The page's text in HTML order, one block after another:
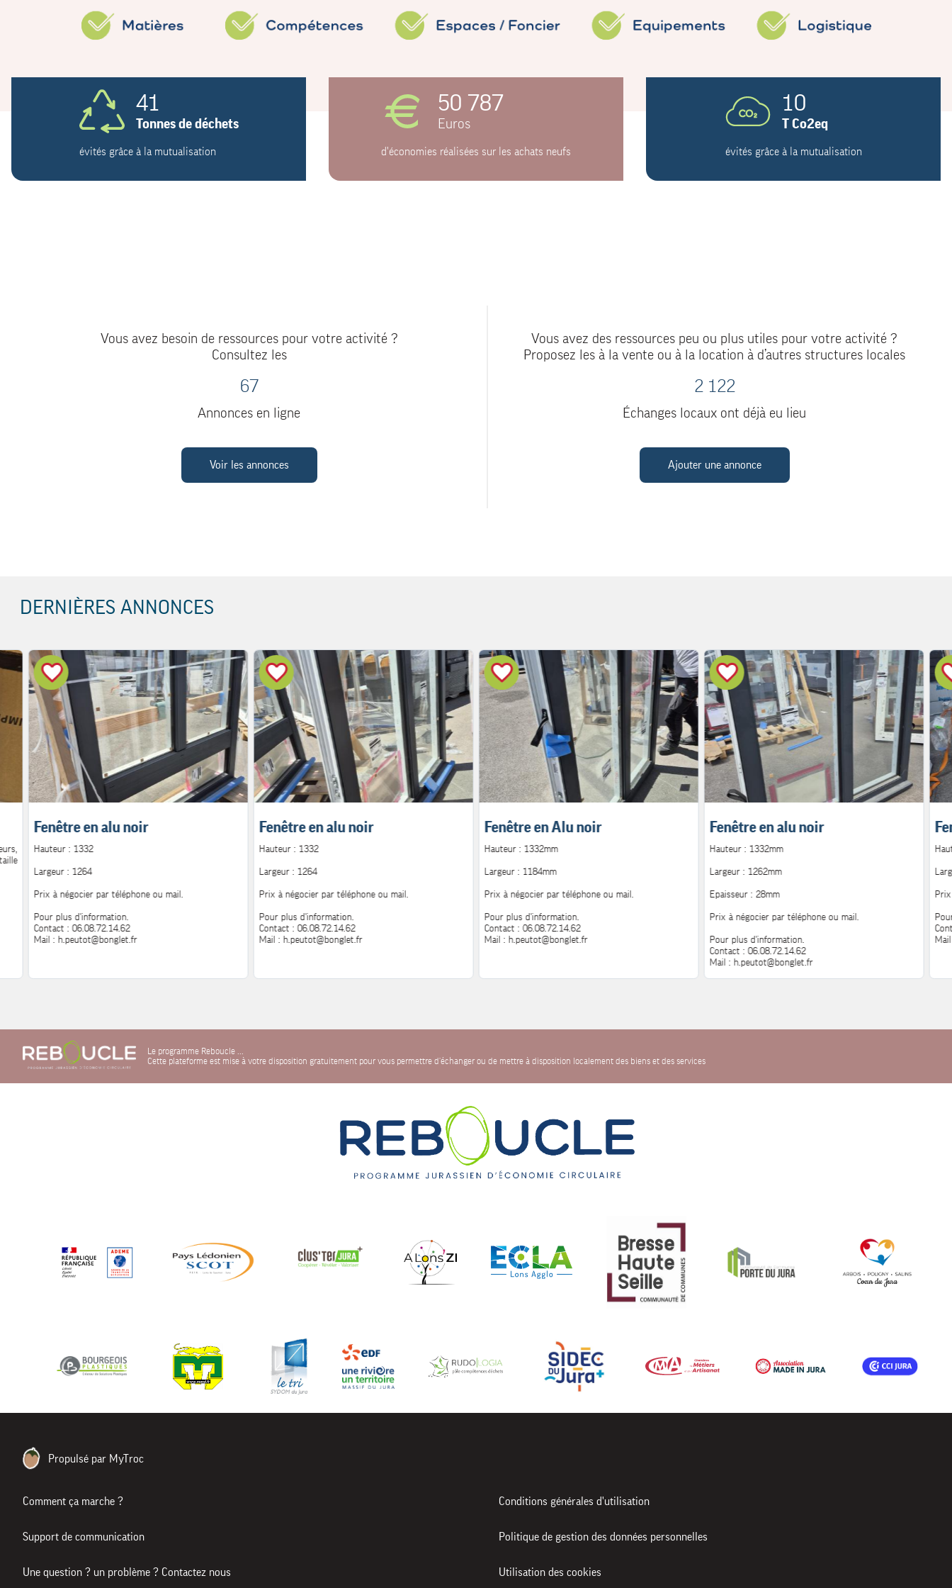
41
Tonnes de déchets
évités grâce à la mutualisation
50 787
Euros
d'économies réalisées sur les achats neufs
10
T Co2eq
évités grâce à la mutualisation
Vous avez besoin de ressources pour votre activité ?
Consultez les
67
Annonces en ligne
Voir les annonces
Vous avez des ressources peu ou plus utiles pour votre activité ?
Proposez les à la vente ou à la location à d’autres structures locales
2 122
Échanges locaux ont déjà eu lieu
Ajouter une annonce
DERNIÈRES ANNONCES
Fenêtre en alu noir
Hauteur : 1332
Largeur : 1264
Prix à négocier par téléphone ou mail.
Pour plus d'information.
Contact : 06.08.72.14.62
Mail : h.peutot@bonglet.fr
Fenêtre en alu noir
Hauteur : 1332
Largeur : 1264
Prix à négocier par téléphone ou mail.
Pour plus d'information.
Contact : 06.08.72.14.62
Mail : h.peutot@bonglet.fr
Fenêtre en Alu noir
Hauteur : 1332mm
Largeur : 1184mm
Prix à négocier par téléphone ou mail.
Pour plus d'information.
Contact : 06.08.72.14.62
Mail : h.peutot@bonglet.fr
Fenêtre en alu noir
Hauteur : 1332mm
Largeur : 1262mm
Epaisseur : 28mm
Prix à négocier par téléphone ou mail.
Pour plus d'information.
Contact : 06.08.72.14.62
Mail : h.peutot@bonglet.fr
Le programme Reboucle ...
Cette plateforme est mise à votre disposition gratuitement pour vous permettre d'échanger ou de mettre à disposition localement des biens et des services
Propulsé par MyTroc
Comment ça marche ?
Support de communication
Une question ? un problème ? Contactez nous
Conditions générales d'utilisation
Politique de gestion des données personnelles
Utilisation des cookies